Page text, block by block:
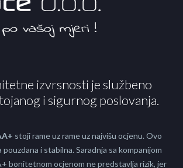
izvrsnosti je službeno
i sigurnog poslovanja.
stoji rame uz rame uz najvišu ocjenu. Ovo
pouzdana i stabilna. Saradnja sa kompanijom
bonitetnom ocjenom ne predstavlja rizik, jer